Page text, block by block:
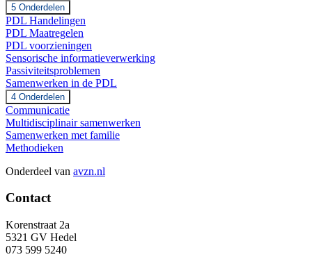
Uitbreiden
Verplaatst
worden
5 Onderdelen
PDL Handelingen
PDL Maatregelen
PDL voorzieningen
Sensorische informatieverwerking
Passiviteitsproblemen
Samenwerken in de PDL
Uitbreiden
Samenwerken
in
de
PDL
4 Onderdelen
Communicatie
Multidisciplinair samenwerken
Samenwerken met familie
Methodieken
Onderdeel van avzn.nl
Contact
Korenstraat 2a
5321 GV Hedel
073 599 5240